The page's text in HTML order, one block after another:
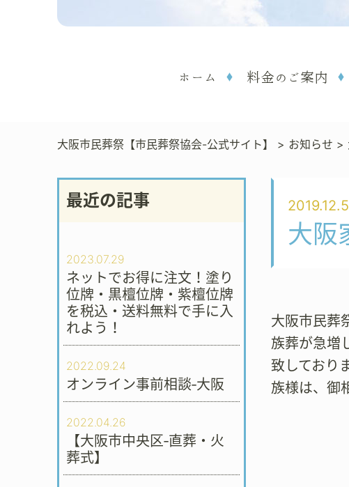
ホーム 料金のご案内
大阪市民葬祭【市民葬祭協会-公式サイト】 > お知らせ >
最近の記事
2023.07.29
ネットでお得に注文！塗り
位牌・黒檀位牌・紫檀位牌
を税込・送料無料で手に入
れよう！
2022.09.24
オンライン事前相談‐大阪
2022.04.26
【大阪市中央区‐直葬・火
葬式】
2019.12.5
大阪
大阪市民葬
族葬が急増
致しており
族様は、御